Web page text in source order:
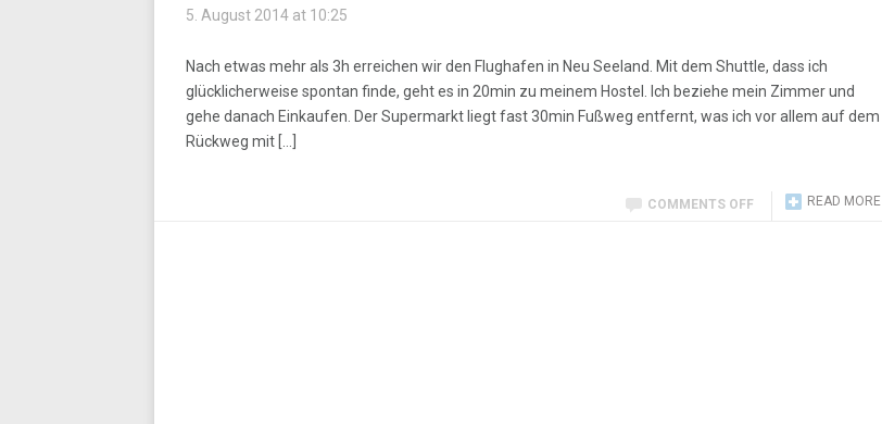
5. August 2014 at 10:25
Nach etwas mehr als 3h erreichen wir den Flughafen in Neu Seeland. Mit dem Shuttle, dass ich
glücklicherweise spontan finde, geht es in 20min zu meinem Hostel. Ich beziehe mein Zimmer und
gehe danach Einkaufen. Der Supermarkt liegt fast 30min Fußweg entfernt, was ich vor allem auf dem
Rückweg mit […]
READ MORE
COMMENTS OFF